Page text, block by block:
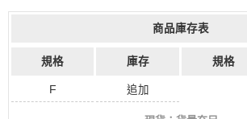
商品庫存表
規格 庫存 規格
F 追加